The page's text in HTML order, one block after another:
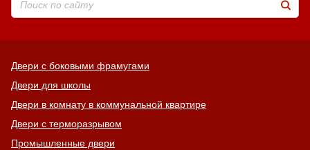
Двери с боковыми фрамугами
Двери для школы
Двери в комнату в коммунальной квартире
Двери с терморазрывом
Промышленные двери